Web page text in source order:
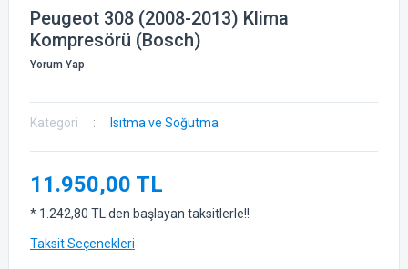
Peugeot 308 (2008-2013) Klima
Kompresörü (Bosch)
Yorum Yap
Kategori Isıtma ve Soğutma
11.950,00 TL
* 1.242,80 TL den başlayan taksitlerle!!
Taksit Seçenekleri